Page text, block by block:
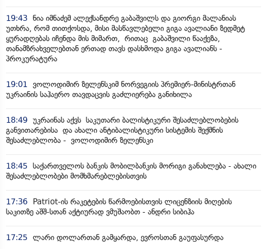
19:43 ნია იმნაძემ ალექსანდრე გაბაშვილს და გიორგი მალანიას
უთხრა, რომ თითქოსდა, მისი მასწავლებელი გიგა ავალიანი ზედმეტ
ყურადღებას იჩენდა მის მიმართ, რითაც გაბაშვილი წააქეზა,
თანამზრახველებთან ერთად თავს დასხმოდა გიგა ავალიანს -
პროკურატურა
19:01
ვოლოდიმირ ზელენსკიმ ნორვეგიის პრემიერ-მინისტრთან
უკრაინის საჰაერო თავდაცვის გაძლიერება განიხილა
18:49 უკრაინას აქვს საკუთარი ბალისტიკური შესაძლებლობების
განვითარებისა და ახალი ანტიბალისტიკური სისტემის შექმნის
შესაძლებლობა - ვოლოდიმირ ზელენსკი
18:45 საქართველოს ბანკის მობილბანკის მორიგი განახლება - ახალი
შესაძლებლობები მომხმარებლებისთვის
17:36
Patriot-ის რაკეტების წარმოებისთვის ლიცენზიის მიღების
საკითზე აშშ-სთან აქტიურად ვმუშაობთ - ანდრი სიბიჰა
17:25 ლარი დოლართან გამყარდა, ევროსთან გაუფასურდა